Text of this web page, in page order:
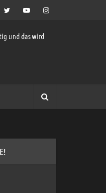
und das wird